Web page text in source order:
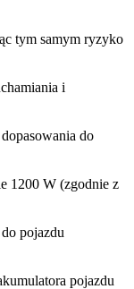
tym samym ryzyko
i
do
1200 W (zgodnie z
pojazdu
pojazdu